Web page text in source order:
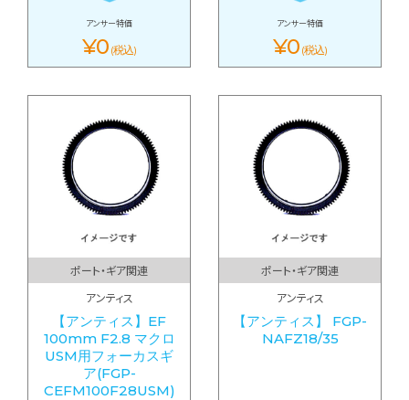
アンサー特価
¥0 (税込)
アンサー特価
¥0 (税込)
ポート・ギア関連
アンティス
【アンティス】EF
100mm F2.8 マクロ
USM用フォーカスギ
ア(FGP-
CEFM100F28USM)
ポート・ギア関連
アンティス
【アンティス】 FGP-
NAFZ18/35